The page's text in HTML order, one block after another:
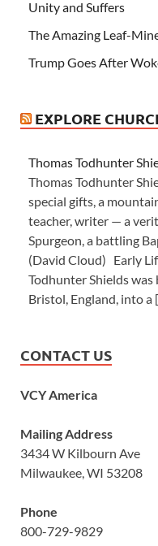
Unity and Suffers
The Amazing Leaf-
Trump Goes After
EXPLORE
Thomas Todhunter
Thomas Todhunter
special gifts, a
teacher, writer — a
Spurgeon, a battling
(David Cloud) Early
Todhunter Shields
Bristol, England, into a
CONTACT US
VCY America
Mailing Address
3434 W Kilbourn Ave
Milwaukee, WI 53208
Phone
800-729-9829